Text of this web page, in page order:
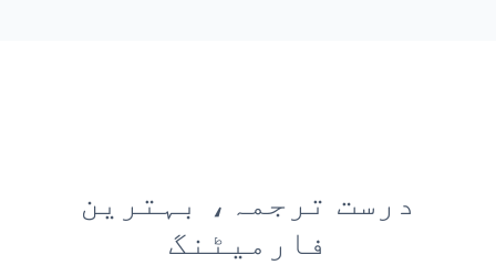
درست ترجمہ، بہترین
فارمیٹنگ